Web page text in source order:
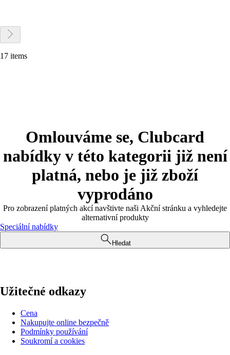
17 items
Omlouváme se, Clubcard
nabídky v této kategorii již není
platná, nebo je již zboží
vyprodáno
Pro zobrazení platných akcí navštivte naši Akční stránku a vyhledejte
alternativní produkty
Speciální nabídky
Hledat
Užitečné odkazy
Cena
Nakupujte online bezpečně
Podmínky používání
Soukromí a cookies